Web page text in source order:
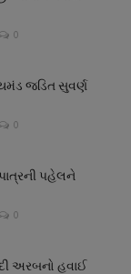
0
જડિત સુવર્ણ
0
પહેલને
0
અરબનો હવાઈ